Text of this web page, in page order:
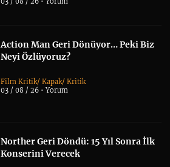
Action Man Geri Dönüyor… Peki Biz
Neyi Özlüyoruz?
Film Kritik/Kapak/Kritik
03 / 08 / 26 •Yorum
Norther Geri Döndü: 15 Yıl Sonra İlk
Konserini Verecek